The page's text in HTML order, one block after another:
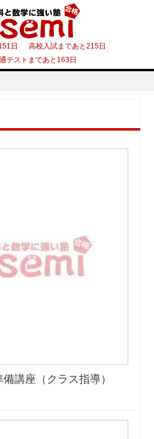
日 高校入試まであと215日
テストまであと163日
備講座（クラス指導）